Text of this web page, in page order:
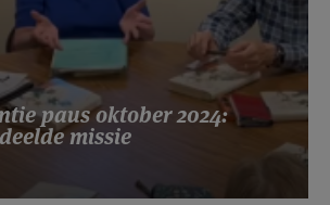
paus oktober 2024:
missie